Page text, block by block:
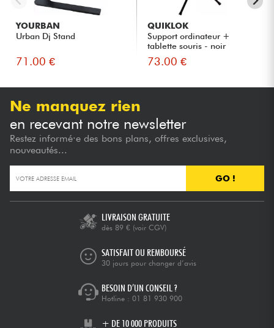
YOURBAN
Urban Dj Stand
71.00 €
QUIKLOK
Support ordinateur +
tablette souris - noir
73.00 €
Ne manquez rien
en recevant notre newsletter
Restez informé·e des bons plans, offres exclusives,
nouveautés...
GO !
LIVRAISON GRATUITE
dès 89 € (voir CGV)
SATISFAIT OU REMBOURSÉ
30 jours pour changer d’avis
BESOIN D’UN CONSEIL ?
Hotline : 01 81 930 900
+ DE 10 000 PRODUITS